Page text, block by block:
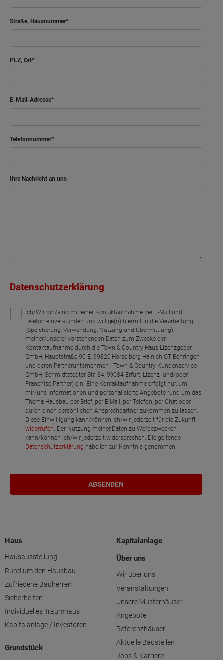
Straße, Hausnummer
PLZ, Ort
E-Mail-Adresse
Telefonnummer
Ihre Nachricht an uns
Datenschutzerklärung
Ich/Wir bin/sind mit einer Kontaktaufnahme per E-Mail und
Telefon einverstanden und willige(n) hiermit in die Verarbeitung
(Speicherung, Verwendung, Nutzung und Übermittlung)
meiner/unserer vorstehenden Daten zum Zwecke der
Kontaktaufnahme durch die Town & Country Haus Lizenzgeber
GmbH, Hauptstraße 90 E, 99820 Hörselberg-Hainich OT Behringen
und deren Partnerunternehmen ( Town & Country Kundenservice
GmbH, Schmidtstedter Str. 34, 99084 Erfurt, Lizenz- und/oder
Franchise-Partner) ein. Eine Kontaktaufnahme erfolgt nur, um
mir/uns Informationen und personalisierte Angebote rund um das
Thema Hausbau per Brief, per E-Mail, per Telefon, per Chat oder
durch einen persönlichen Ansprechpartner zukommen zu lassen.
Diese Einwilligung kann/können ich/wir jederzeit für die Zukunft
widerrufen. Der Nutzung meiner Daten zu Werbezwecken
kann/können ich/wir jederzeit widersprechen. Die geltende
Datenschutzerklärung habe ich zur Kenntnis genommen.
Haus
Hausausstellung
Rund um den Hausbau
Zufriedene Bauherren
Sicherheiten
Individuelles Traumhaus
Kapitalanlage / Investoren
Grundstück
Kapitalanlage
Über uns
Wir über uns
Veranstaltungen
Unsere Musterhäuser
Angebote
Referenzhäuser
Aktuelle Baustellen
Jobs & Karriere